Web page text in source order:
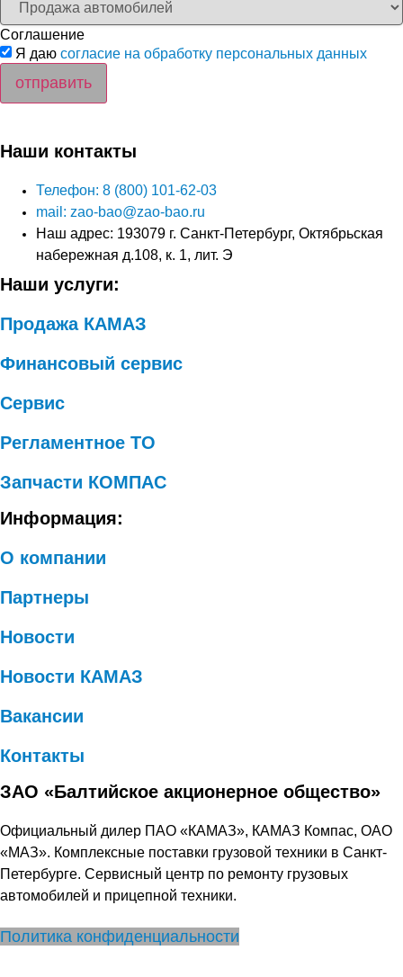
Соглашение
Я даю согласие на обработку персональных данных
отправить
Наши контакты
Телефон: 8 (800) 101-62-03
mail: zao-bao@zao-bao.ru
Наш адрес: 193079 г. Санкт-Петербург, Октябрьская
набережная д.108, к. 1, лит. Э
Наши услуги:
Продажа КАМАЗ
Финансовый сервис
Сервис
Регламентное ТО
Запчасти КОМПАС
Информация:
О компании
Партнеры
Новости
Новости КАМАЗ
Вакансии
Контакты
ЗАО «Балтийское акционерное общество»
Официальный дилер ПАО «КАМАЗ», КАМАЗ Компас, ОАО
«МАЗ». Комплексные поставки грузовой техники в Санкт-
Петербурге. Сервисный центр по ремонту грузовых
автомобилей и прицепной техники.
Политика конфиденциальности